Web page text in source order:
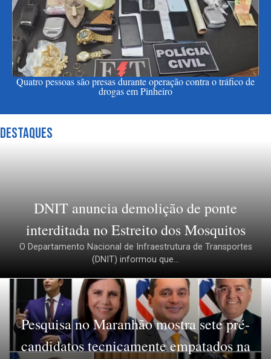
Quatro pessoas são presas durante operação contra o tráfico de
drogas em Pinheiro
Destaques
DNIT anuncia demolição de ponte
interditada no Estreito dos Mosquitos
O Departamento Nacional de Infraestrutura de Transportes
(DNIT) informou que...
Pesquisa no Maranhão mostra sete pré-
candidatos tecnicamente empatados na